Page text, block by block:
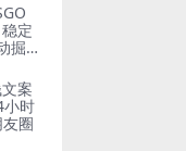
定
掘
见
案
小时
圈